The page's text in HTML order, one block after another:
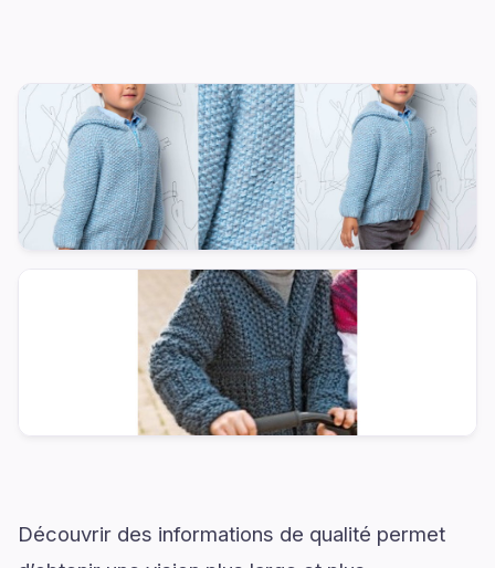
Découvrir des informations de qualité permet